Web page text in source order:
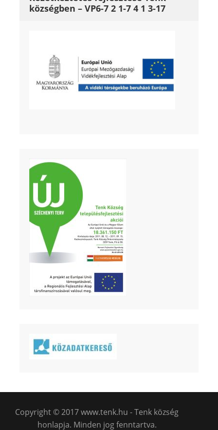
községben – VP6-7 2 1-7 4 1 3-17
Copyright © 2017 www.tenk.hu - Tenk község
honlapja. Minden jog fenntartva.